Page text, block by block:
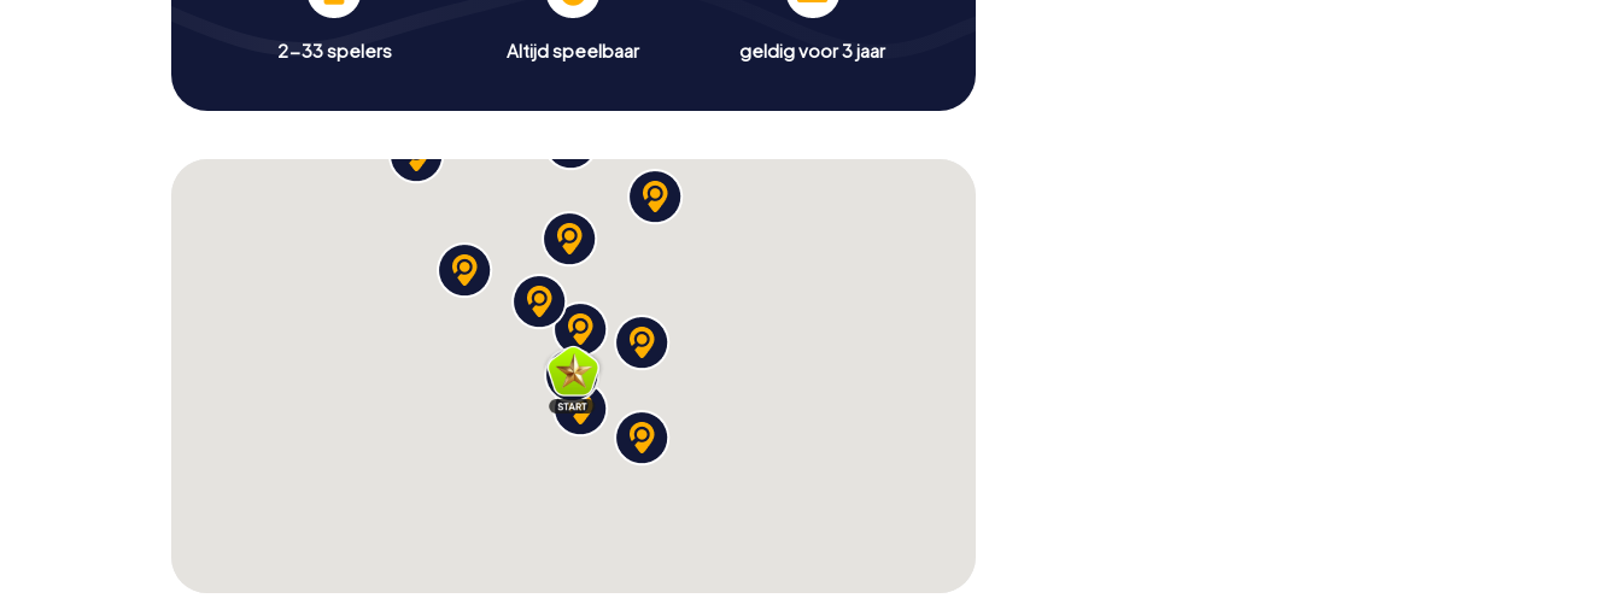
2-33 spelers Altijd speelbaar geldig voor 3 jaar